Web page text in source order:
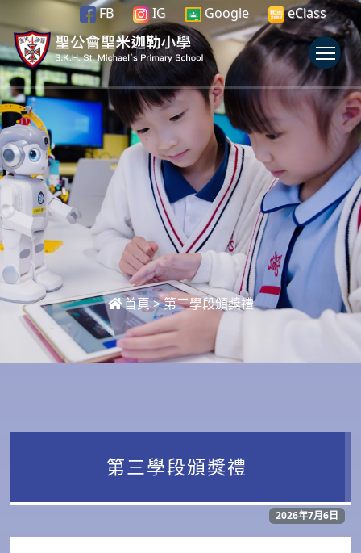
FB IG Google eClass
首頁>第三學段頒獎禮
第三學段頒獎禮
2026年7月6日